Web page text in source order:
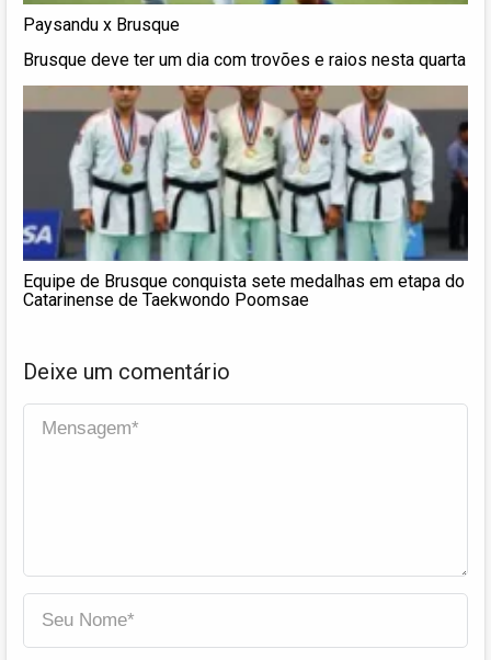
Paysandu x Brusque
Brusque deve ter um dia com trovões e raios nesta quarta
Equipe de Brusque conquista sete medalhas em etapa do
Catarinense de Taekwondo Poomsae
Deixe um comentário